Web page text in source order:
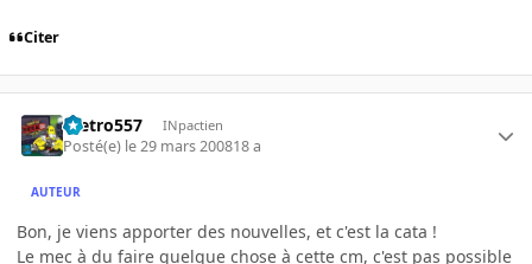
Citer
metro557 INpactien
Posté(e) le 29 mars 200818 a
AUTEUR
Bon, je viens apporter des nouvelles, et c'est la cata !
Le mec à du faire quelque chose à cette cm, c'est pas possible